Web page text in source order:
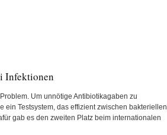
Infektionen
Um unnötige Antibiotikagaben zu
Testsystem, das effizient zwischen bakteriellen
gab es den zweiten Platz beim internationalen